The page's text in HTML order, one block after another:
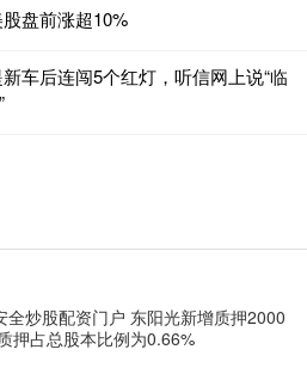
盘前涨超10%
车后连闯5个红灯，听信网上说“临
全炒股配资门户 东阳光新增质押2000
押占总股本比例为0.66%